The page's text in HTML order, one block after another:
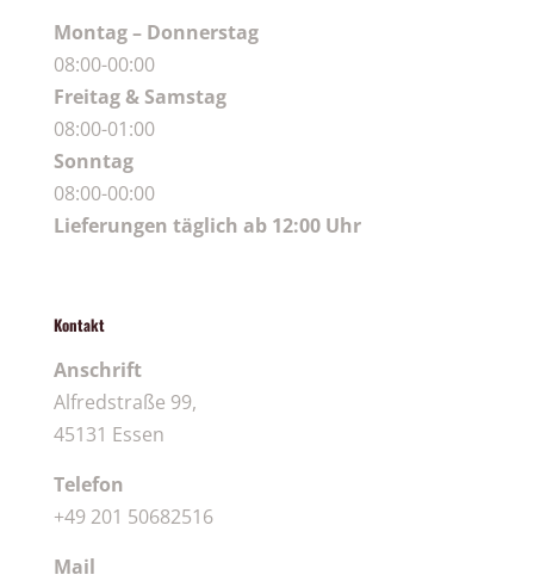
Montag – Donnerstag
08:00-00:00
Freitag & Samstag
08:00-01:00
Sonntag
08:00-00:00
Lieferungen täglich ab 12:00 Uhr
Kontakt
Anschrift
Alfredstraße 99,
45131 Essen
Telefon
+49 201 50682516
Mail